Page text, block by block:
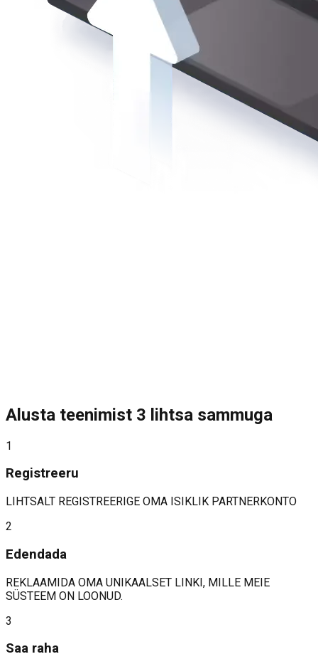
Alusta teenimist 3 lihtsa sammuga
1
Registreeru
LIHTSALT REGISTREERIGE OMA ISIKLIK PARTNERKONTO
2
Edendada
REKLAAMIDA OMA UNIKAALSET LINKI, MILLE MEIE
SÜSTEEM ON LOONUD.
3
Saa raha